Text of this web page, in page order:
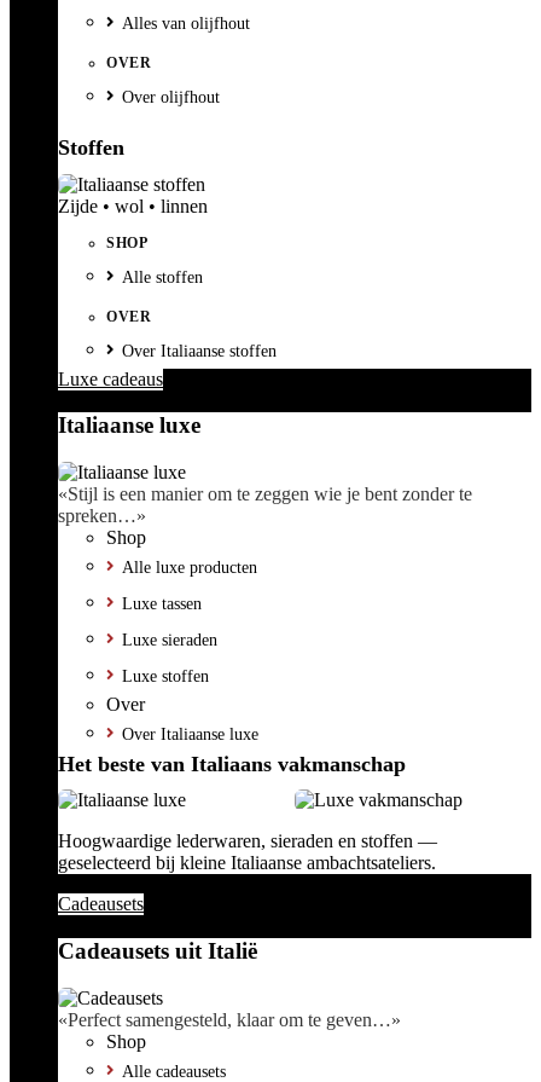
Alles van olijfhout
OVER
Over olijfhout
Stoffen
Zijde • wol • linnen
SHOP
Alle stoffen
OVER
Over Italiaanse stoffen
Luxe cadeaus
Italiaanse luxe
«Stijl is een manier om te zeggen wie je bent zonder te
spreken…»
Shop
Alle luxe producten
Luxe tassen
Luxe sieraden
Luxe stoffen
Over
Over Italiaanse luxe
Het beste van Italiaans vakmanschap
Hoogwaardige lederwaren, sieraden en stoffen —
geselecteerd bij kleine Italiaanse ambachtsateliers.
Cadeausets
Cadeausets uit Italië
«Perfect samengesteld, klaar om te geven…»
Shop
Alle cadeausets